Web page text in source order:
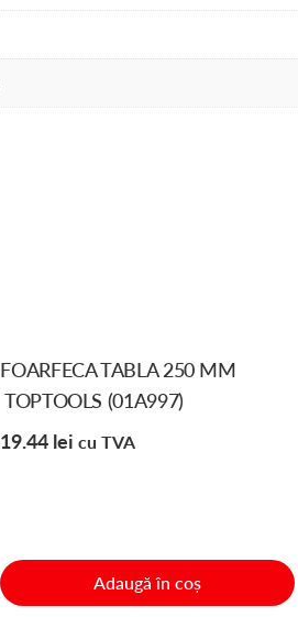
FOARFECA TABLA 250 MM
TOPTOOLS (01A997)
19.44 lei cu TVA
Adaugă în coș